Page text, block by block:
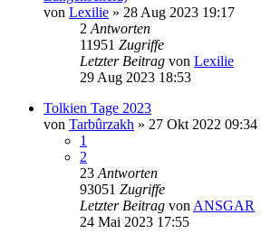
von Lexilie » 28 Aug 2023 19:17
2 Antworten
11951 Zugriffe
Letzter Beitrag von Lexilie
29 Aug 2023 18:53
Tolkien Tage 2023
von Tarbûrzakh » 27 Okt 2022 09:34
1
2
23 Antworten
93051 Zugriffe
Letzter Beitrag von ANSGAR
24 Mai 2023 17:55